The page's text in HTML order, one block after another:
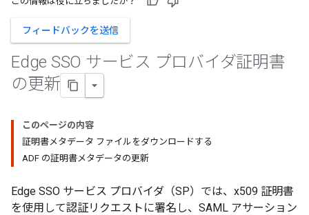
フィードバックを送信
Edge SSO サービス プロバイダ証明書
の更新
このページの内容
証明書メタデータ ファイルをダウンロードする
ADF の証明書メタデータの更新
Edge SSO サービス プロバイダ（SP）では、x509 証明書
を使用して認証リクエストに署名し、SAML アサーション